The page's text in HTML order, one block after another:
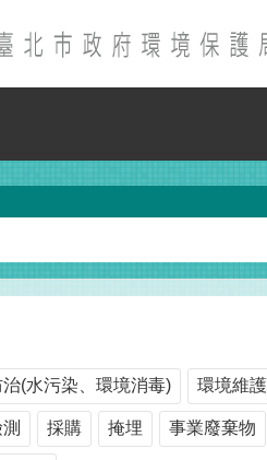
治(水污染、環境消毒) 環境維護
採購 掩埋 事業廢棄物